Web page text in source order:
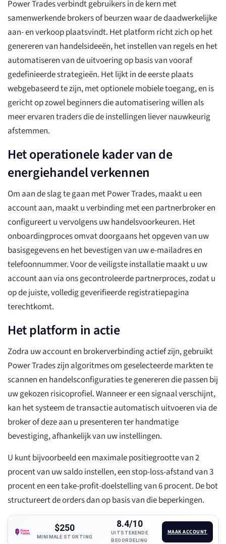
Power Trades verbindt gebruikers in de kern met
samenwerkende brokers of beurzen waar de daadwerkelijke
aan- en verkoop plaatsvindt. Het platform richt zich op het
genereren van handelsideeën, het instellen van regels en het
automatiseren van de uitvoering op basis van vooraf
gedefinieerde strategieën. Het lijkt in de eerste plaats
webgebaseerd te zijn, met optionele mobiele toegang, en is
gericht op zowel beginners die automatisering willen als
meer ervaren traders die de instellingen liever nauwkeurig
afstemmen.
Het operationele kader van de
energiehandel verkennen
Om aan de slag te gaan met Power Trades, maakt u een
account aan, maakt u verbinding met een partnerbroker en
configureert u vervolgens uw handelsvoorkeuren. Het
onboardingproces omvat doorgaans het opgeven van uw
basisgegevens en het bevestigen van uw e-mailadres en
telefoonnummer. Voor de veiligste installatie maakt u uw
account aan via ons gecontroleerde partnerproces, zodat u
op de juiste, volledig geverifieerde registratiepagina
terechtkomt.
Het platform in actie
Zodra uw account en brokerverbinding actief zijn, gebruikt
Power Trades zijn algoritmes om geselecteerde markten te
scannen en handelsconfiguraties te genereren die passen bij
uw gekozen risicoprofiel. Wanneer er een signaal verschijnt,
kan het systeem de transactie automatisch uitvoeren via de
broker of deze aan u presenteren ter handmatige
bevestiging, afhankelijk van uw instellingen.
U kunt bijvoorbeeld een maximale positiegrootte van 2
procent van uw saldo instellen, een stop-loss-afstand van 3
procent en een take-profit-doelstelling van 6 procent. De bot
structureert de orders dan op basis van die beperkingen.
$250
MINIMALE STORTING
8.4/10
UITSTEKENDE
BEOORDELING
MAAK ACCOUNT